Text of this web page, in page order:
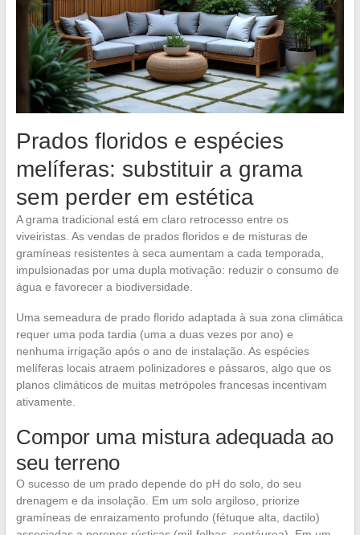
Prados floridos e espécies
melíferas: substituir a grama
sem perder em estética
A grama tradicional está em claro retrocesso entre os
viveiristas. As vendas de prados floridos e de misturas de
gramíneas resistentes à seca aumentam a cada temporada,
impulsionadas por uma dupla motivação: reduzir o consumo de
água e favorecer a biodiversidade.
Uma semeadura de prado florido adaptada à sua zona climática
requer uma poda tardia (uma a duas vezes por ano) e
nenhuma irrigação após o ano de instalação. As espécies
melíferas locais atraem polinizadores e pássaros, algo que os
planos climáticos de muitas metrópoles francesas incentivam
ativamente.
Compor uma mistura adequada ao
seu terreno
O sucesso de um prado depende do pH do solo, do seu
drenagem e da insolação. Em um solo argiloso, priorize
gramíneas de enraizamento profundo (fétuque alta, dactilo)